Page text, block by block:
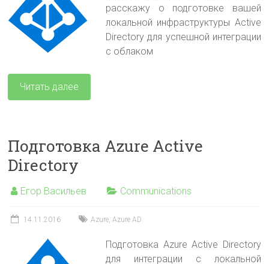
расскажу о подготовке вашей
локальной инфраструктуры Active
Directory для успешной интеграции
с облаком
Читать далее
Подготовка Azure Active
Directory
Егор Васильев Communications
14.11.2016 Azure,Azure AD
Подготовка Azure Active Directory
для интеграции с локальной